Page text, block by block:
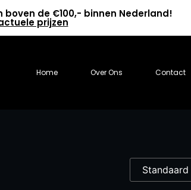
de €100,- binnen Nederland!
prijzen
Home Over Ons Contact